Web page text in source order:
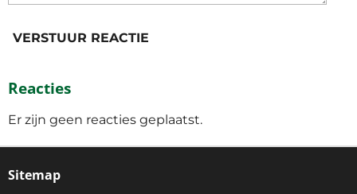
VERSTUUR REACTIE
Reacties
Er zijn geen reacties geplaatst.
Sitemap